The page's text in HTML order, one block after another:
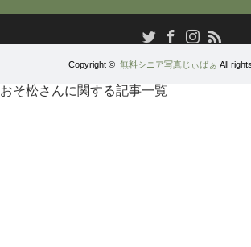
TwitterFacebookInstagram
RSS
Copyright © 無料シニア写真じぃばぁ All
おそ松さんに関する記事一覧